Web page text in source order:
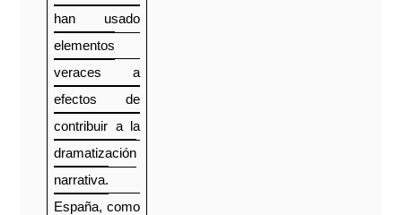
han usado
elementos
veraces a
efectos de
contribuir a la
dramatización
narrativa.
España, como